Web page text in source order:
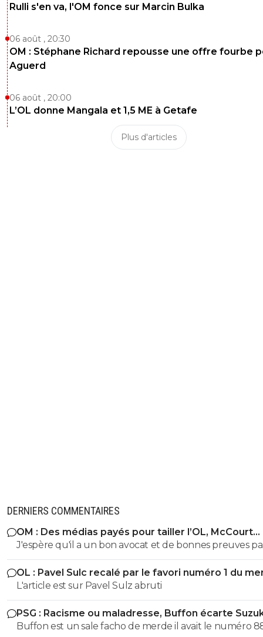
Rulli s'en va, l'OM fonce sur Marcin Bulka
06 août , 20:30
OM : Stéphane Richard repousse une offre fourbe
Aguerd
06 août , 20:00
L’OL donne Mangala et 1,5 ME à Getafe
Plus d'articles
DERNIERS COMMENTAIRES
OM : Des médias payés pour tailler l’OL, McCourt
accusé
J'espère qu'il a un bon avocat et de bonnes preuves
qu'il va vite exploser en vol avec ses différentes
OL : Pavel Sulc recalé par le favori numéro 1 du
L'article est sur Pavel Sulz abruti
PSG : Racisme ou maladresse, Buffon écarte
Buffon est un sale facho de merde il avait le numéro